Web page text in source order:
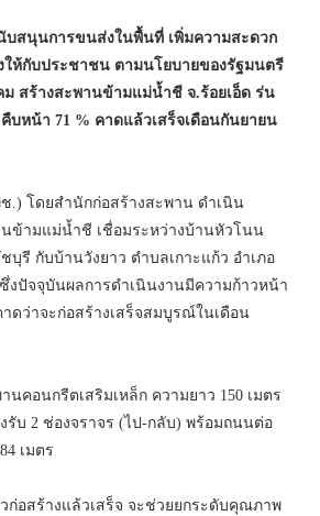
บสนุนการขนส่งในพื้นที่ เพิ่มความสะดวก
ให้กับประชาชน ตามนโยบายของรัฐมนตรี
ม สร้างสะพานข้ามแม่น้ำชี จ.ร้อยเอ็ด ร่น
คืบหน้า 71 % คาดแล้วเสร็จเดือนกันยายน
.) โดยสำนักก่อสร้างสะพาน ดำเนิน
นข้ามแม่น้ำชี เชื่อมระหว่างบ้านหัวโนน
บุรี กับบ้านวังยาว ตำบลเกาะแก้ว อำเภอ
งปัจจุบันผลการดำเนินงานมีความก้าวหน้า
ดว่าจะก่อสร้างเสร็จสมบูรณ์ในเดือน
นคอนกรีตเสริมเหล็ก ความยาว 150 เมตร
รับ 2 ช่องจราจร (ไป-กลับ) พร้อมถนนต่อ
เมตร
ก่อสร้างแล้วเสร็จ จะช่วยยกระดับคุณภาพ